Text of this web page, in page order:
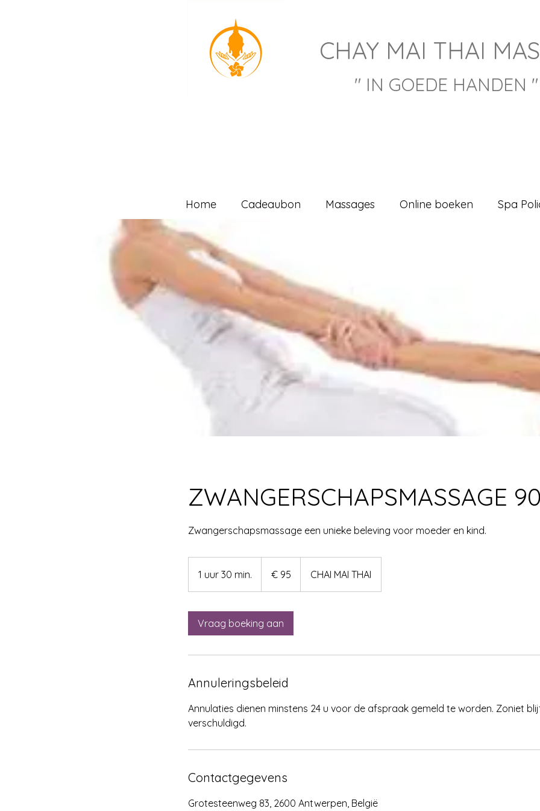
CHAY MAI THAI
" IN GOEDE HANDEN "
Home Cadeaubon Massages Online boeken Spa
ZWANGERSCHAPSMASSAGE
Zwangerschapsmassage een unieke beleving voor moeder en kind.
1 uur 30 min.
u
0
n
.
€ 95 CHAI MAI THAI
Vraag boeking aan
Annuleringsbeleid
Annulaties dienen minstens 24 u voor de afspraak gemeld te worden. Zoniet
verschuldigd.
Contactgegevens
Grotesteenweg 83, 2600 Antwerpen, België